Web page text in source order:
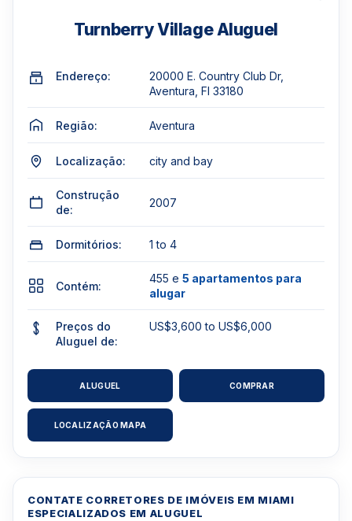
Turnberry Village Aluguel
Endereço:
20000 E. Country Club Dr,
Aventura, Fl 33180
Região: Aventura
Localização: city and bay
Construção
de:
2007
Dormitórios: 1 to 4
Contém:
455 e 5 apartamentos para
alugar
Preços do
Aluguel de:
US$3,600 to US$6,000
ALUGUEL COMPRAR
LOCALIZAÇÃO MAPA
CONTATE CORRETORES DE IMÓVEIS EM MIAMI
ESPECIALIZADOS EM ALUGUEL